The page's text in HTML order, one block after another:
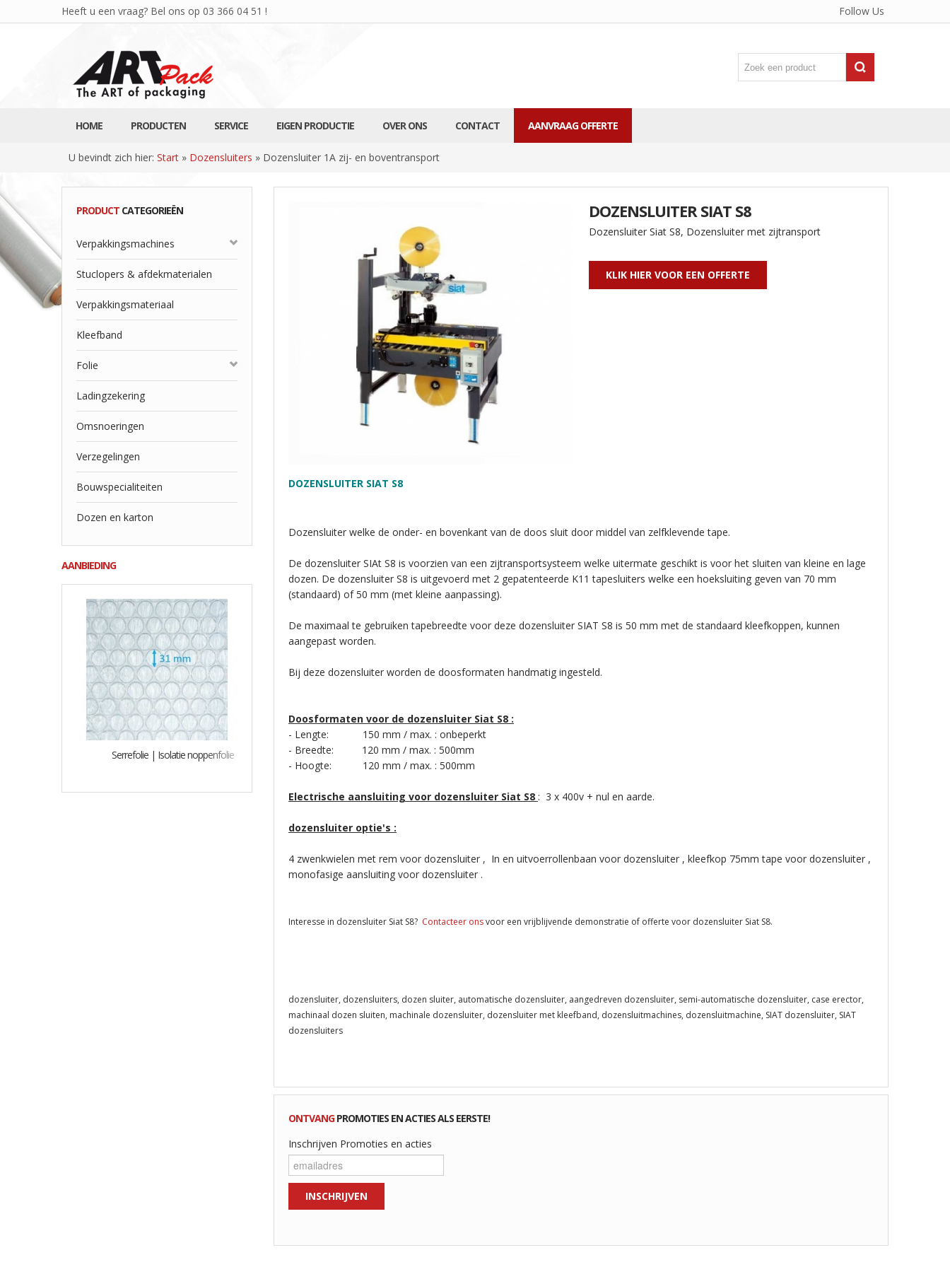
Heeft u een vraag? Bel ons op 03 366 04 51 ! Follow Us
HOME PRODUCTEN SERVICE EIGEN PRODUCTIE OVER ONS CONTACT AANVRAAG OFFERTE
U bevindt zich hier: Start » Dozensluiters » Dozensluiter 1A zij- en boventransport
PRODUCT CATEGORIEËN
Verpakkingsmachines
Stuclopers & afdekmaterialen
Verpakkingsmateriaal
Kleefband
Folie
Ladingzekering
Omsnoeringen
Verzegelingen
Bouwspecialiteiten
Dozen en karton
AANBIEDING
Serrefolie | Isolatie noppenfolie
DOZENSLUITER SIAT S8
Dozensluiter Siat S8, Dozensluiter met zijtransport
KLIK HIER VOOR EEN OFFERTE
DOZENSLUITER SIAT S8
Dozensluiter welke de onder- en bovenkant van de doos sluit door middel van zelfklevende tape.
De dozensluiter SIAt S8 is voorzien van een zijtransportsysteem welke uitermate geschikt is voor het sluiten van kleine en lage
dozen. De dozensluiter S8 is uitgevoerd met 2 gepatenteerde K11 tapesluiters welke een hoeksluiting geven van 70 mm
(standaard) of 50 mm (met kleine aanpassing).
De maximaal te gebruiken tapebreedte voor deze dozensluiter SIAT S8 is 50 mm met de standaard kleefkoppen, kunnen
aangepast worden.
Bij deze dozensluiter worden de doosformaten handmatig ingesteld.
Doosformaten voor de dozensluiter Siat S8 :
- Lengte: 150 mm / max. : onbeperkt
- Breedte: 120 mm / max. : 500mm
- Hoogte: 120 mm / max. : 500mm
Electrische aansluiting voor dozensluiter Siat S8 : 3 x 400v + nul en aarde.
dozensluiter optie's :
4 zwenkwielen met rem voor dozensluiter , In en uitvoerrollenbaan voor dozensluiter , kleefkop 75mm tape voor dozensluiter ,
monofasige aansluiting voor dozensluiter .
Interesse in dozensluiter Siat S8? Contacteer onsvoor een vrijblijvende demonstratie of offerte voor dozensluiter Siat S8.
dozensluiter, dozensluiters, dozen sluiter, automatische dozensluiter, aangedreven dozensluiter, semi-automatische dozensluiter, case erector,
machinaal dozen sluiten, machinale dozensluiter, dozensluiter met kleefband, dozensluitmachines, dozensluitmachine, SIAT dozensluiter, SIAT
dozensluiters
ONTVANGPROMOTIES EN ACTIES ALS EERSTE!
Inschrijven Promoties en acties